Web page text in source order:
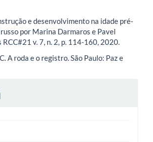
e desenvolvimento na idade pré-
por Marina Darmaros e Pavel
RCC#21 v. 7, n. 2, p. 114-160, 2020.
A roda e o registro. São Paulo: Paz e